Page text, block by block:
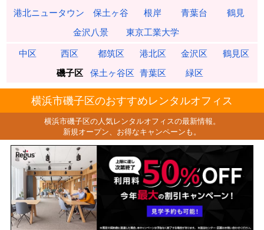
港北ニュータウン 保土ヶ谷 根岸 青葉台
鶴見
金沢八景
東京工業大学
中区
西区 都筑区 港北区 金沢区
鶴見区
磯子区
保土ヶ谷区 青葉区 緑区
横浜市磯子区のおすすめレンタルオフィス
横浜市磯子区の人気レンタルオフィスの最新情報。
新規オープン、お得なキャンペーンも。